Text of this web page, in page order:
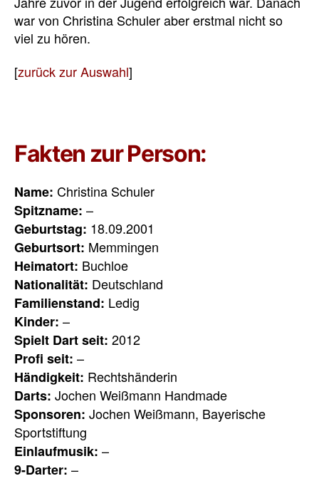
war von Christina Schuler aber erstmal nicht so
viel zu hören.
[zurück zur Auswahl]
Fakten zur Person:
Name: Christina Schuler
Spitzname: –
Geburtstag: 18.09.2001
Geburtsort: Memmingen
Heimatort: Buchloe
Nationalität: Deutschland
Familienstand: Ledig
Kinder: –
Spielt Dart seit: 2012
Profi seit: –
Händigkeit: Rechtshänderin
Darts: Jochen Weißmann Handmade
Sponsoren: Jochen Weißmann, Bayerische
Sportstiftung
Einlaufmusik: –
9-Darter: –